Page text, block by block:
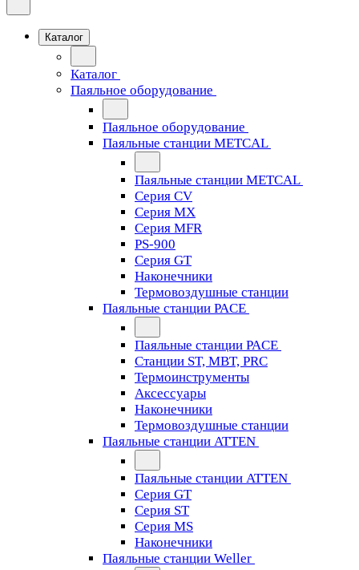
Каталог
Каталог
Паяльное оборудование
Паяльное оборудование
Паяльные станции METCAL
Паяльные станции METCAL
Серия CV
Серия MX
Серия MFR
PS-900
Серия GT
Наконечники
Термовоздушные станции
Паяльные станции PACE
Паяльные станции PACE
Станции ST, MBT, PRC
Термоинструменты
Аксессуары
Наконечники
Термовоздушные станции
Паяльные станции ATTEN
Паяльные станции ATTEN
Серия GT
Серия ST
Серия MS
Наконечники
Паяльные станции Weller